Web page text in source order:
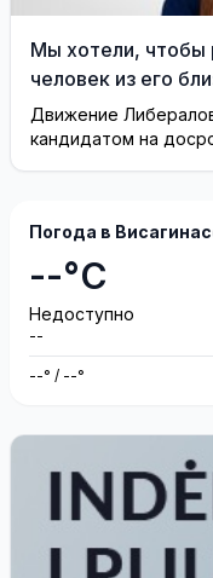
Мы хотели, чтобы
человек из его
Висагинское
Движение
кандидатом на
Погода в
--°C
Недоступно
--
--° / --°